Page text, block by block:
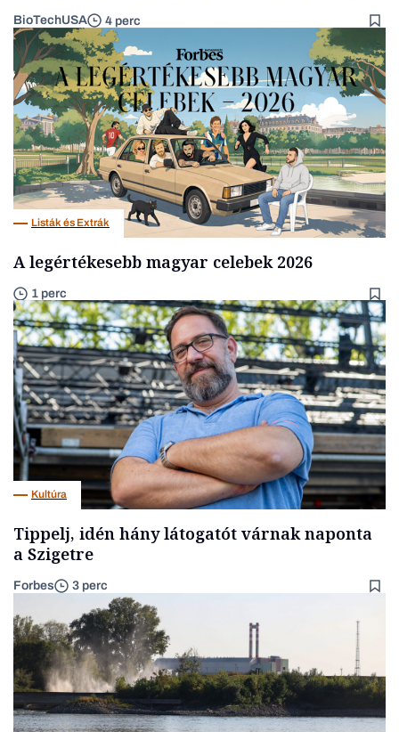
BioTechUSA 4 perc
Listák és Extrák
A legértékesebb magyar celebek 2026
1 perc
Kultúra
Tippelj, idén hány látogatót várnak naponta
a Szigetre
Forbes 3 perc